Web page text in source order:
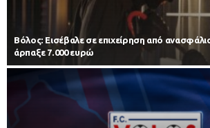
Βόλος: Εισέβαλε σε επιχείρηση από
άρπαξε 7.000 ευρώ